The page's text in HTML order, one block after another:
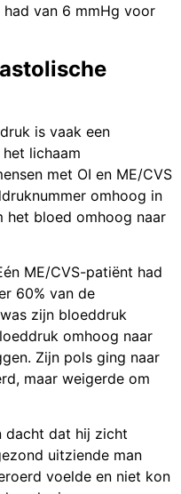
van 6 mmHg voor
is vaak een
lichaam
met OI en ME/CVS
omhoog in
het bloed omhoog naar
ME/CVS-patiënt had
60% van de
zijn bloeddruk
omhoog naar
Zijn pols ging naar
maar weigerde om
dacht dat hij zicht
uitziende man
voelde en niet kon